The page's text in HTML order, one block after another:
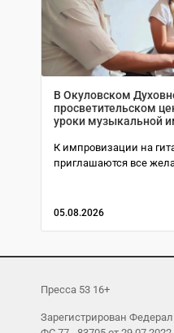
В Окуловском
просветительском
уроки музыкальной
К импровизации на
приглашаются все
05.08.2026
Пресса 53 16+
Зарегистрирован